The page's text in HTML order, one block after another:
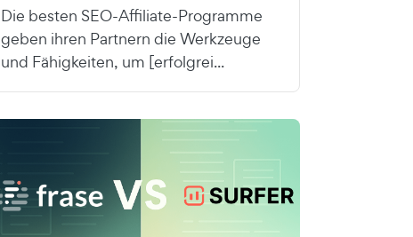
Die besten SEO-Affiliate-Programme
geben ihren Partnern die Werkzeuge
und Fähigkeiten, um [erfolgrei...